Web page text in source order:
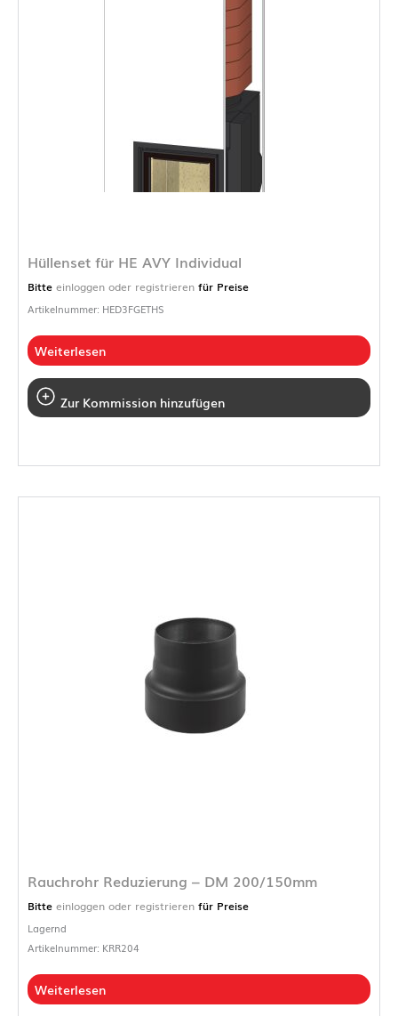
Hüllenset für HE AVY Individual
Bitte einloggen oder registrieren für Preise
Artikelnummer: HED3FGETHS
Weiterlesen
Zur Kommission hinzufügen
Rauchrohr Reduzierung – DM 200/150mm
Bitte einloggen oder registrieren für Preise
Lagernd
Artikelnummer: KRR204
Weiterlesen